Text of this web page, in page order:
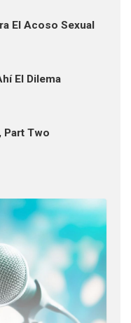
El Acoso Sexual
El Dilema
Part Two